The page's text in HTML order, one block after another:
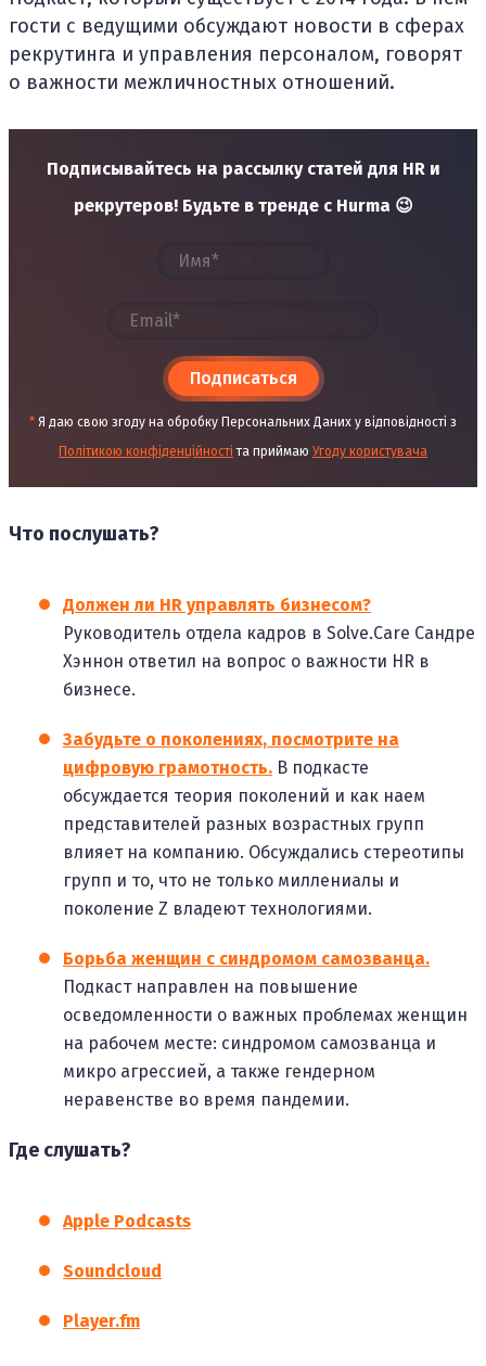
гости с ведущими обсуждают новости в сферах
рекрутинга и управления персоналом, говорят
о важности межличностных отношений.
Подписывайтесь на рассылку статей для HR и
рекрутеров! Будьте в тренде с Hurma 😉
Подписаться
* Я даю свою згоду на обробку Персональних Даних у відповідності з
Політикою конфіденційності та приймаю Угоду користувача
Что послушать?
Должен ли HR управлять бизнесом?
Руководитель отдела кадров в Solve.Care Сандре
Хэннон ответил на вопрос о важности HR в
бизнесе.
Забудьте о поколениях, посмотрите на
цифровую грамотность. В подкасте
обсуждается теория поколений и как наем
представителей разных возрастных групп
влияет на компанию. Обсуждались стереотипы
групп и то, что не только миллениалы и
поколение Z владеют технологиями.
Борьба женщин с синдромом самозванца.
Подкаст направлен на повышение
осведомленности о важных проблемах женщин
на рабочем месте: синдромом самозванца и
микро агрессией, а также гендерном
неравенстве во время пандемии.
Где слушать?
Apple Podcasts
Soundcloud
Player.fm